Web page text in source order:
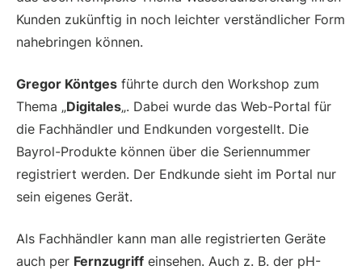
Kunden zukünftig in noch leichter verständlicher Form
nahebringen können.
Gregor Köntges führte durch den Workshop zum
Thema „Digitales„. Dabei wurde das Web-Portal für
die Fachhändler und Endkunden vorgestellt. Die
Bayrol-Produkte können über die Seriennummer
registriert werden. Der Endkunde sieht im Portal nur
sein eigenes Gerät.
Als Fachhändler kann man alle registrierten Geräte
auch per Fernzugriff einsehen. Auch z. B. der pH-